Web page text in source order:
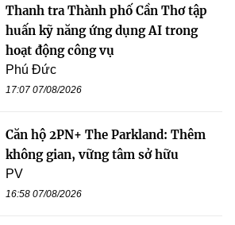
Thanh tra Thành phố Cần Thơ tập
huấn kỹ năng ứng dụng AI trong
hoạt động công vụ
Phú Đức
17:07 07/08/2026
Căn hộ 2PN+ The Parkland: Thêm
không gian, vững tâm sở hữu
PV
16:58 07/08/2026